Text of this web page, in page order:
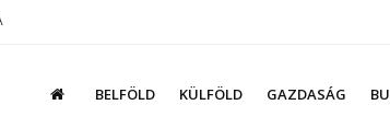
BELFÖLD KÜLFÖLD GAZDASÁG